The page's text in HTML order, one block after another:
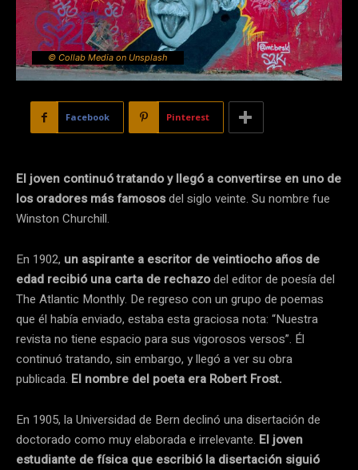
© Collab Media on Unsplash
Facebook Pinterest
El joven continuó tratando y llegó a convertirse en uno de
los oradores más famososdel siglo veinte. Su nombre fue
Winston Churchill.
En 1902, un aspirante a escritor de veintiocho años de
edad recibió una carta de rechazodel editor de poesía del
The Atlantic Monthly. De regreso con un grupo de poemas
que él había enviado, estaba esta graciosa nota: “Nuestra
revista no tiene espacio para sus vigorosos versos”. Él
continuó tratando, sin embargo, y llegó a ver su obra
publicada. El nombre del poeta era Robert Frost.
En 1905, la Universidad de Bern declinó una disertación de
doctorado como muy elaborada e irrelevante. El joven
estudiante de física que escribió la disertación siguió